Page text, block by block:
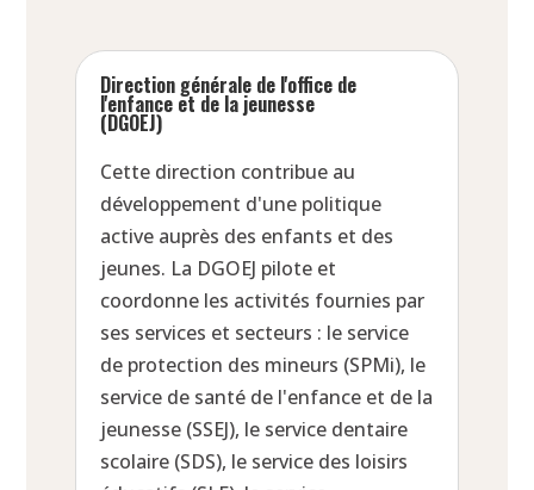
Direction générale de l'office de
l'enfance et de la jeunesse
(DGOEJ)
Cette direction contribue au
développement d'une politique
active auprès des enfants et des
jeunes. La DGOEJ pilote et
coordonne les activités fournies par
ses services et secteurs : le service
de protection des mineurs (SPMi), le
service de santé de l'enfance et de la
jeunesse (SSEJ), le service dentaire
scolaire (SDS), le service des loisirs